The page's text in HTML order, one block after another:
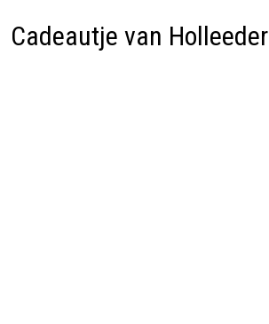
Cadeautje van Holleeder